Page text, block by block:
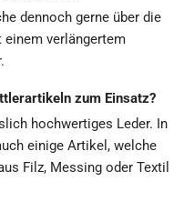
dennoch gerne über die
einem verlängertem
zum Einsatz?
hochwertiges Leder. In
einige Artikel, welche
Filz, Messing oder Textil